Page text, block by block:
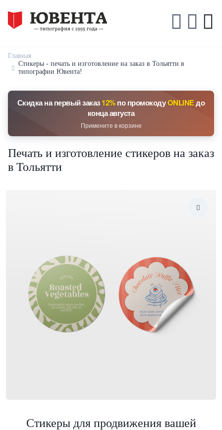
Главная
Стикеры - печать и изготовление на заказ в Тольятти в
типографии Ювента!
Скидка на первый заказ12%по промокодуONLINEдо
конца августа
Примените в корзине
Печать и изготовление стикеров на заказ
в Тольятти
Стикеры для продвижения вашей